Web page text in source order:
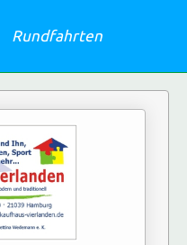
Rundfahrten